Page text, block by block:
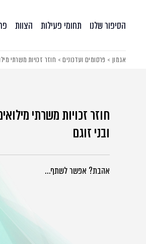
הסיפור שלנו תחומי פעילות הצוות
אגמון > פרסומים ועדכונים> חוזר זכויות משרתי
חוזר זכויות משרתי
ובני זוגם
אהבת? אפשר לשתף…